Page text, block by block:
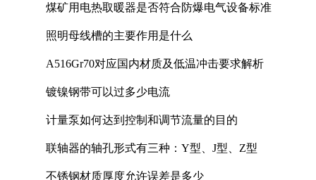
煤矿用电热取暖器是否符合防爆电气设备标准
照明母线槽的主要作用是什么
A516Gr70对应国内材质及低温冲击要求解析
镀镍钢带可以过多少电流
计量泵如何达到控制和调节流量的目的
联轴器的轴孔形式有三种：Y型、J型、Z型
不锈钢材质厚度允许误差是多少